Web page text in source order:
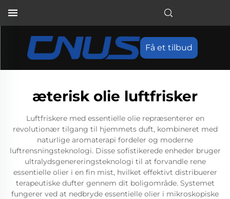
Få et tilbud
æterisk olie luftfrisker
Luftfriskere med essentielle olie repræsenterer en
revolutionær tilgang til hjemmets duft, kombineret med
naturlige aromaterapi fordeler og moderne
luftrensningsteknologi. Disse sofistikerede enheder bruger
ultralydsgenereringsteknologi til at forvandle rene
essentielle olier i en fin mist, hvilket effektivt distribuerer
terapeutiske dufter gennem dit boligområde. Systemet
fungerer ved at nedbryde essentielle olier i mikroskopiske